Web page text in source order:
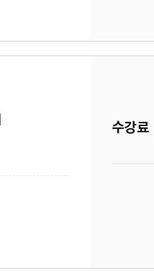
수강료